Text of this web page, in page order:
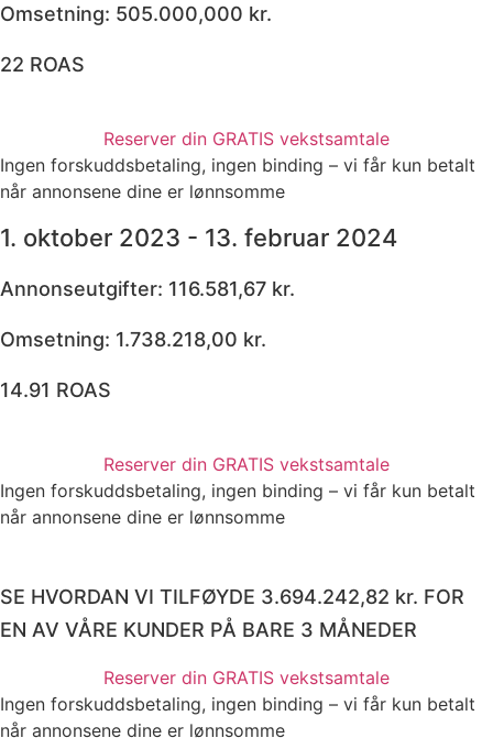
Omsetning: 505.000,000 kr.
22 ROAS
Reserver din GRATIS vekstsamtale
Ingen forskuddsbetaling, ingen binding – vi får kun betalt
når annonsene dine er lønnsomme
1. oktober 2023 - 13. februar 2024
Annonseutgifter: 116.581,67 kr.
Omsetning: 1.738.218,00 kr.
14.91 ROAS
Reserver din GRATIS vekstsamtale
Ingen forskuddsbetaling, ingen binding – vi får kun betalt
når annonsene dine er lønnsomme
SE HVORDAN VI TILFØYDE 3.694.242,82 kr. FOR
EN AV VÅRE KUNDER PÅ BARE 3 MÅNEDER
Reserver din GRATIS vekstsamtale
Ingen forskuddsbetaling, ingen binding – vi får kun betalt
når annonsene dine er lønnsomme